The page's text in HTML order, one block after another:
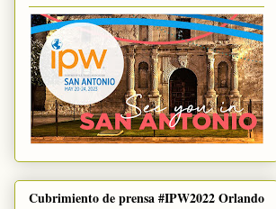
Cubrimiento de prensa #IPW2022 Orlando